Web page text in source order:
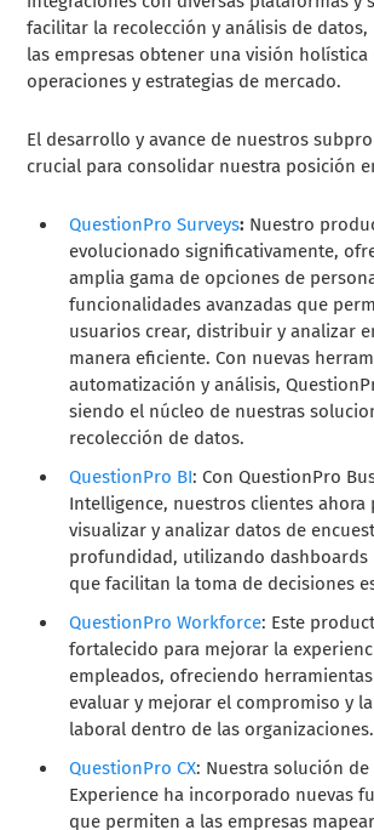
facilitar la recolección y análisis de
las empresas obtener una visión holística
operaciones y estrategias de mercado.
El desarrollo y avance de nuestros
crucial para consolidar nuestra posición
QuestionPro Surveys: Nuestro
evolucionado significativamente,
amplia gama de opciones de
funcionalidades avanzadas que
usuarios crear, distribuir y analizar
manera eficiente. Con nuevas
automatización y análisis,
siendo el núcleo de nuestras
recolección de datos.
QuestionPro BI: Con QuestionPro
Intelligence, nuestros clientes ahora
visualizar y analizar datos de
profundidad, utilizando dashboards
que facilitan la toma de decisiones
QuestionPro Workforce: Este
fortalecido para mejorar la
empleados, ofreciendo
evaluar y mejorar el compromiso y
laboral dentro de las organizaciones.
QuestionPro CX: Nuestra solución de
Experience ha incorporado nuevas
que permiten a las empresas